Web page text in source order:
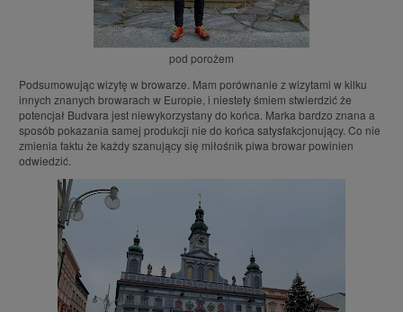
pod porożem
Podsumowując wizytę w browarze. Mam porównanie z wizytami w kilku
innych znanych browarach w Europie, i niestety śmiem stwierdzić że
potencjał Budvara jest niewykorzystany do końca. Marka bardzo znana a
sposób pokazania samej produkcji nie do końca satysfakcjonujący. Co nie
zmienia faktu że każdy szanujący się miłośnik piwa browar powinien
odwiedzić.